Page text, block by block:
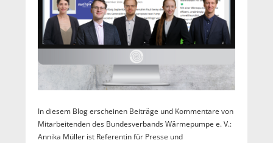
In diesem Blog erscheinen Beiträge und Kommentare von
Mitarbeitenden des Bundesverbands Wärmepumpe e. V.:
Annika Müller ist Referentin für Presse und